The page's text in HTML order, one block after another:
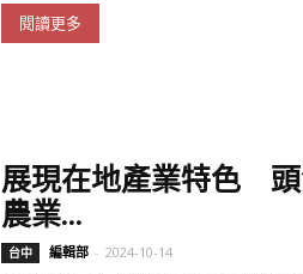
閱讀更多
展現在地產業特色
農業...
台中 編輯部 - 2024-10-14